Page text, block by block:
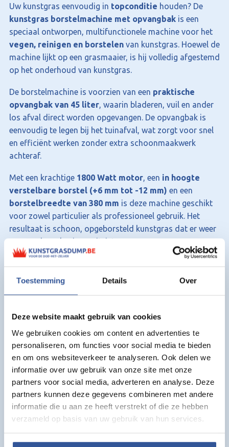
Toestemming Details Over
Deze website maakt gebruik van cookies
We gebruiken cookies om content en advertenties te
personaliseren, om functies voor social media te bieden
en om ons websiteverkeer te analyseren. Ook delen we
informatie over uw gebruik van onze site met onze
partners voor social media, adverteren en analyse. Deze
partners kunnen deze gegevens combineren met andere
informatie die u aan ze heeft verstrekt of die ze hebben
verzameld op basis van uw gebruik van hun services.
Uw kunstgras eenvoudig in topconditie houden? De
kunstgras borstelmachine met opvangbak is een
speciaal ontworpen, multifunctionele machine voor het
vegen, reinigen en borstelen van kunstgras. Hoewel de
machine lijkt op een grasmaaier, is hij volledig afgestemd
op het onderhoud van kunstgras.
De borstelmachine is voorzien van een praktische
opvangbak van 45 liter, waarin bladeren, vuil en ander
los afval direct worden opgevangen. De opvangbak is
eenvoudig te legen bij het tuinafval, wat zorgt voor snel
en efficiënt werken zonder extra schoonmaakwerk
achteraf.
Met een krachtige 1800 Watt motor, een in hoogte
verstelbare borstel (+6 mm tot -12 mm) en een
borstelbreedte van 380 mm is deze machine geschikt
voor zowel particulier als professioneel gebruik. Het
resultaat is schoon, opgeborsteld kunstgras dat er weer
verzorgd en als nieuw uitziet.
Voordelen van de kunstgras
borstelmachine met opvangbak:
Multifunctioneel: vegen, reinigen en borstelen
Krachtige 1800 Watt motor
In hoogte verstelbare borstel
Efficiënt werken dankzij 380 mm borstelbreedte
Ideaal voor onderhoud van kunstgras
Productspecificaties:
Product:Kunstgras borstelmachine met opvangbak
Vermogen:1800 W
Borstelhoogte:Verstelbaar van +6 mm tot -12 mm